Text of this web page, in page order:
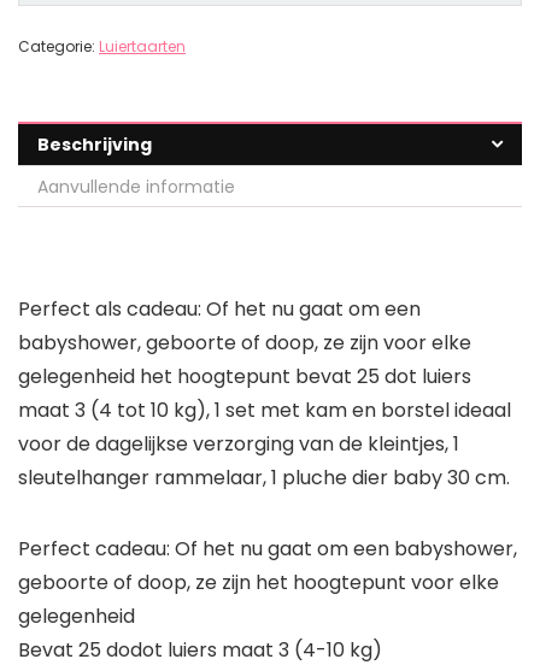
Categorie: Luiertaarten
Beschrijving
Aanvullende informatie
Perfect als cadeau: Of het nu gaat om een
babyshower, geboorte of doop, ze zijn voor elke
gelegenheid het hoogtepunt bevat 25 dot luiers
maat 3 (4 tot 10 kg), 1 set met kam en borstel ideaal
voor de dagelijkse verzorging van de kleintjes, 1
sleutelhanger rammelaar, 1 pluche dier baby 30 cm.
Perfect cadeau: Of het nu gaat om een babyshower,
geboorte of doop, ze zijn het hoogtepunt voor elke
gelegenheid
Bevat 25 dodot luiers maat 3 (4-10 kg)